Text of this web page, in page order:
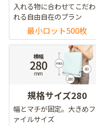
入れる物に合わせてこだわ
れる自由自在のプラン
最小ロット500枚
規格サイズ280
幅とマチが固定。大きめフ
ァイルサイズ